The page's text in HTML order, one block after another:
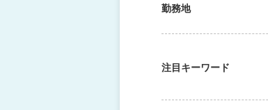
勤務地
注目キーワード